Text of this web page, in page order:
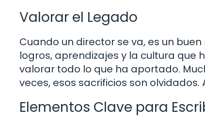
Valorar el Legado
Cuando un director se va, es un
logros, aprendizajes y la cultura que
valorar todo lo que ha aportado.
veces, esos sacrificios son
Elementos Clave para